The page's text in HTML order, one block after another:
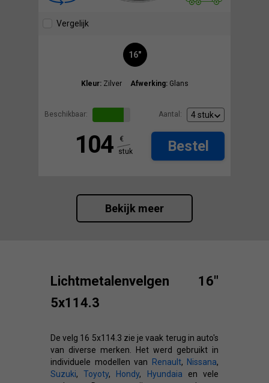
Vergelijk
16"
Kleur: Zilver Afwerking: Glans
Beschikbaar: Aantal:
104
€
stuk
Bestel
Bekijk meer
Lichtmetalenvelgen 16"
5x114.3
De velg 16 5x114.3 zie je vaak terug in auto's
van diverse merken. Het werd gebruikt in
individuele modellen van
Renault, Nissana,
Suzuki,Toyoty, Hondy, Hyundaia en vele